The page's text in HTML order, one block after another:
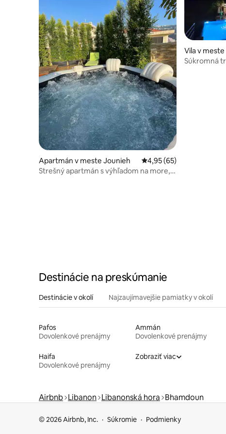
Apartmán v meste Jounieh Priemerné ohodnotenie
4,95 (65)
Strešný apartmán s výhľadom na more, v
Vila v
Súkromná
Destinácie na preskúmanie
Destinácie v okolí Najzaujímavejšie pamiatky v okolí
Pafos
Dovolenkové prenájmy
Ammán
Dovolenkové prenájmy
Haifa
Dovolenkové prenájmy
Zobraziť viac
Airbnb Libanon Libanonská hora Bhamdoun
© 2026 Airbnb, Inc. Súkromie Podmienky